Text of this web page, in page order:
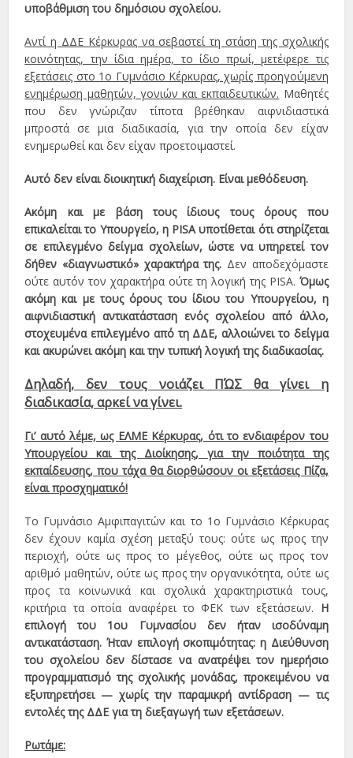
υποβάθμιση του δημόσιου σχολείου.
Αντί η ΔΔΕ Κέρκυρας να σεβαστεί τη στάση της σχολικής
κοινότητας, την ίδια ημέρα, το ίδιο πρωί, μετέφερε τις
εξετάσεις στο 1ο Γυμνάσιο Κέρκυρας, χωρίς προηγούμενη
ενημέρωση μαθητών, γονιών και εκπαιδευτικών. Μαθητές
που δεν γνώριζαν τίποτα βρέθηκαν αιφνιδιαστικά
μπροστά σε μια διαδικασία, για την οποία δεν είχαν
ενημερωθεί και δεν είχαν προετοιμαστεί.
Αυτό δεν είναι διοικητική διαχείριση. Είναι μεθόδευση.
Ακόμη και με βάση τους ίδιους τους όρους που
επικαλείται το Υπουργείο, η PISA υποτίθεται ότι στηρίζεται
σε επιλεγμένο δείγμα σχολείων, ώστε να υπηρετεί τον
δήθεν «διαγνωστικό» χαρακτήρα της. Δεν αποδεχόμαστε
ούτε αυτόν τον χαρακτήρα ούτε τη λογική της PISA. Όμως
ακόμη και με τους όρους του ίδιου του Υπουργείου, η
αιφνιδιαστική αντικατάσταση ενός σχολείου από άλλο,
στοχευμένα επιλεγμένο από τη ΔΔΕ, αλλοιώνει το δείγμα
και ακυρώνει ακόμη και την τυπική λογική της διαδικασίας.
Δηλαδή, δεν τους νοιάζει ΠΏΣ θα γίνει η
διαδικασία, αρκεί να γίνει.
Γι’ αυτό λέμε, ως ΕΛΜΕ Κέρκυρας, ότι το ενδιαφέρον του
Υπουργείου και της Διοίκησης, για την ποιότητα της
εκπαίδευσης, που τάχα θα διορθώσουν οι εξετάσεις Πίζα,
είναι προσχηματικό!
Το Γυμνάσιο Αμφιπαγιτών και το 1ο Γυμνάσιο Κέρκυρας
δεν έχουν καμία σχέση μεταξύ τους: ούτε ως προς την
περιοχή, ούτε ως προς το μέγεθος, ούτε ως προς τον
αριθμό μαθητών, ούτε ως προς την οργανικότητα, ούτε ως
προς τα κοινωνικά και σχολικά χαρακτηριστικά τους,
κριτήρια τα οποία αναφέρει το ΦΕΚ των εξετάσεων. Η
επιλογή του 1ου Γυμνασίου δεν ήταν ισοδύναμη
αντικατάσταση. Ήταν επιλογή σκοπιμότητας: η Διεύθυνση
του σχολείου δεν δίστασε να ανατρέψει τον ημερήσιο
προγραμματισμό της σχολικής μονάδας, προκειμένου να
εξυπηρετήσει — χωρίς την παραμικρή αντίδραση — τις
εντολές της ΔΔΕ για τη διεξαγωγή των εξετάσεων.
Ρωτάμε: